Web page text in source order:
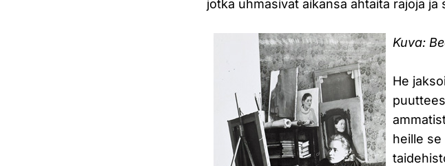
jotka uhmasivat aikansa ahtaita rajoja
Kuva:
He
heille se